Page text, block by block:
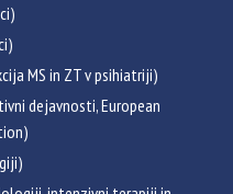
MS in ZT v psihiatriji)
dejavnosti, European